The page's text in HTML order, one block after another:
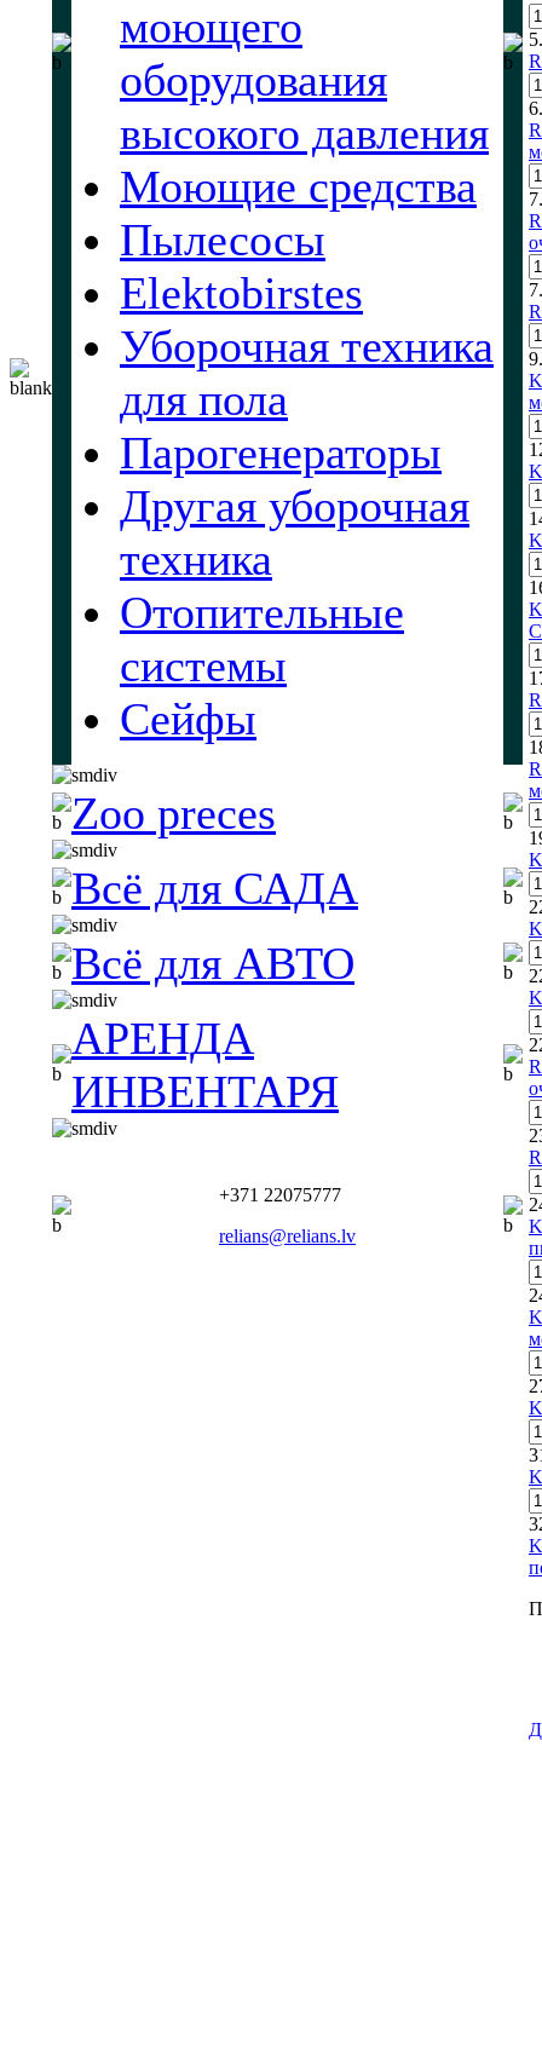
моющего
оборудования
высокого давления
Моющие средства
Пылесосы
Elektobirstes
Уборочная техника
для пола
Парогенераторы
Другая уборочная
техника
Отопительные
системы
Сейфы
Zoo preces
Всё для САДА
Всё для АВТО
АРЕНДА
ИНВЕНТАРЯ
+371 22075777
relians@relians.lv